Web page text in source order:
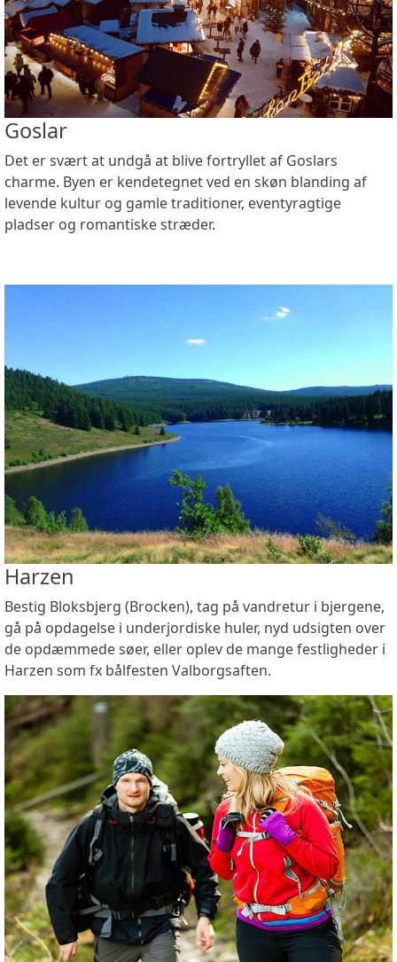
Goslar
Det er svært at undgå at blive fortryllet af Goslars
charme. Byen er kendetegnet ved en skøn blanding af
levende kultur og gamle traditioner, eventyragtige
pladser og romantiske stræder.
Harzen
Bestig Bloksbjerg (Brocken), tag på vandretur i bjergene,
gå på opdagelse i underjordiske huler, nyd udsigten over
de opdæmmede søer, eller oplev de mange festligheder i
Harzen som fx bålfesten Valborgsaften.